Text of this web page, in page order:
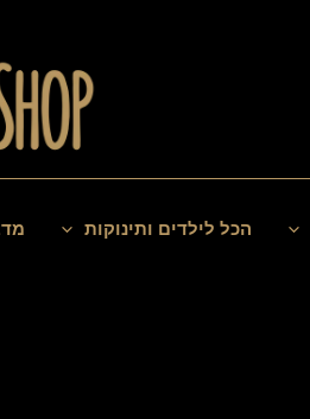
הכל לילדים ותינוקות